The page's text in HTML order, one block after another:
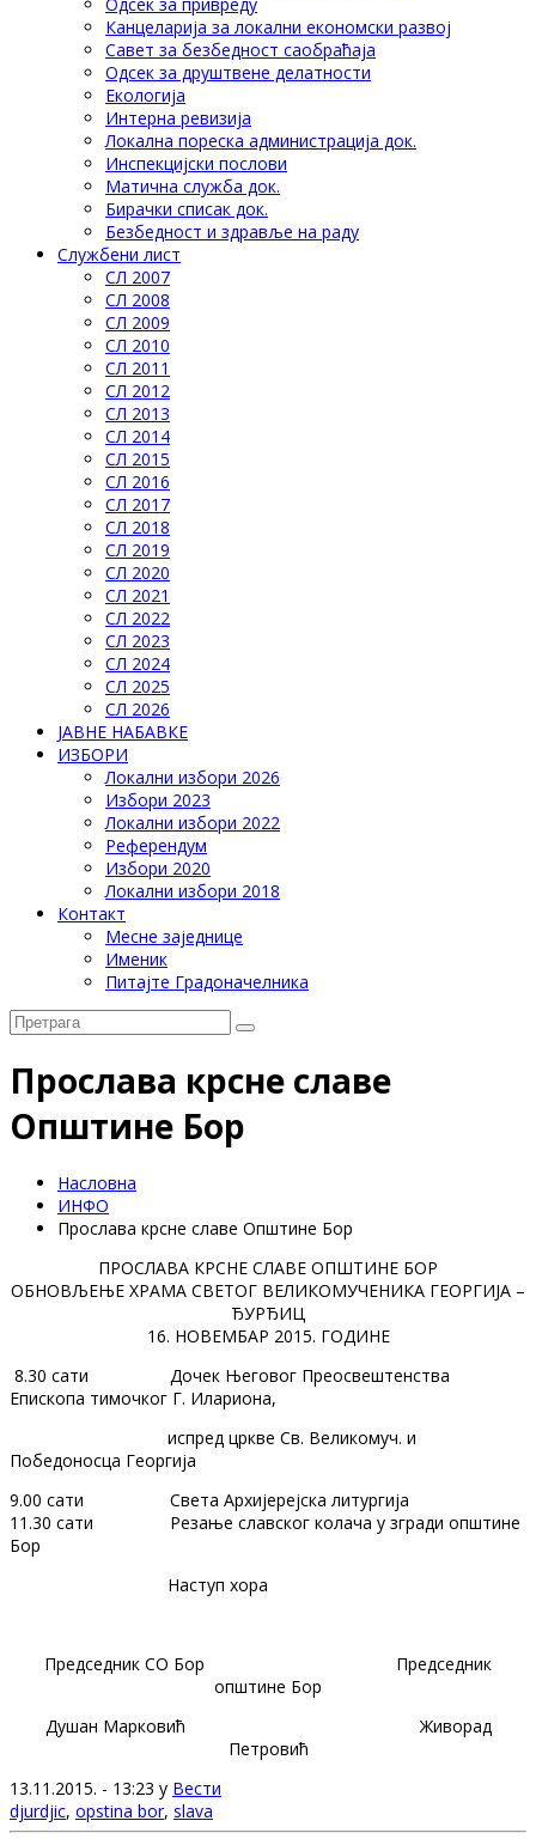
Канцеларија за локални економски развој
Савет за безбедност саобраћаја
Одсек за друштвене делатности
Eкологија
Интерна ревизија
Локална пореска администрација док.
Инспекцијски послови
Матична служба док.
Бирачки списак док.
Безбедност и здравље на раду
Службени лист
СЛ 2007
СЛ 2008
СЛ 2009
СЛ 2010
СЛ 2011
СЛ 2012
СЛ 2013
СЛ 2014
СЛ 2015
СЛ 2016
СЛ 2017
СЛ 2018
СЛ 2019
СЛ 2020
СЛ 2021
СЛ 2022
СЛ 2023
СЛ 2024
СЛ 2025
СЛ 2026
ЈАВНЕ НАБАВКЕ
ИЗБОРИ
Локални избори 2026
Избори 2023
Локални избори 2022
Референдум
Избори 2020
Локални избори 2018
Контакт
Месне заједнице
Именик
Питајте Градоначелника
Прослава крсне славе
Општине Бор
Насловна
ИНФО
Прослава крсне славе Општине Бор
ПРОСЛАВА КРСНЕ СЛАВЕ ОПШТИНЕ БОР
ОБНOВЉЕЊЕ ХРАМА СВЕТОГ ВЕЛИКОМУЧЕНИКА ГЕОРГИЈА –
ЂУРЂИЦ
16. НОВЕМБАР 2015. ГОДИНЕ
8.30 сати Дочек Његовог Преосвештенства
Епископа тимочког Г. Илариона,
испред цркве Св. Великомуч. и
Победоносца Георгија
9.00 сати Света Архијерејска литургија
11.30 сати Резање славског колача у згради општине
Бор
Наступ хора
Председник СО Бор Председник
општине Бор
Душан Марковић Живорад
Петровић
13.11.2015. - 13:23 у Вести
djurdjic, opstina bor, slava